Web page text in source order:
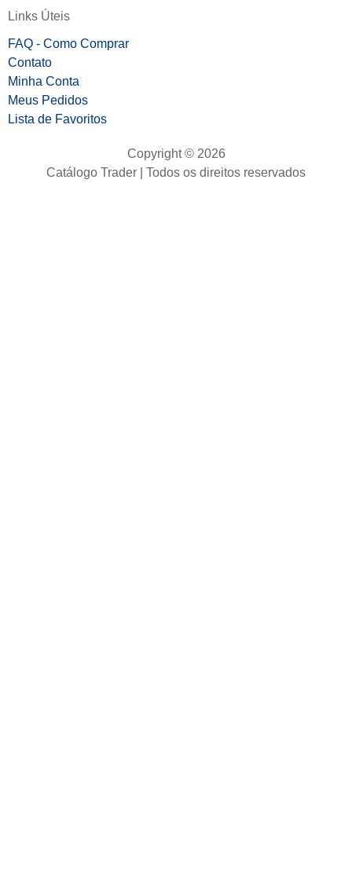
Links Úteis
FAQ - Como Comprar
Contato
Minha Conta
Meus Pedidos
Lista de Favoritos
Copyright © 2026
Catálogo Trader | Todos os direitos reservados